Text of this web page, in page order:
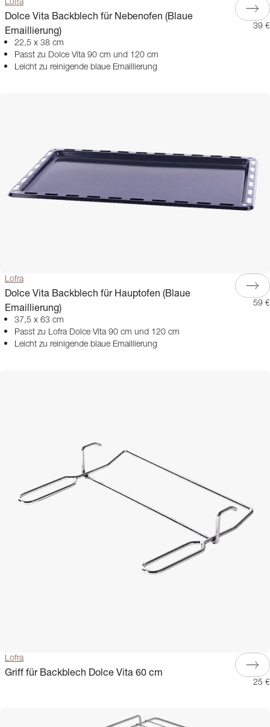
Lofra
Dolce Vita Backblech für Nebenofen (Blaue
Emaillierung)
22,5 x 38 cm
Passt zu Dolce Vita 90 cm und 120 cm
Leicht zu reinigende blaue Emaillierung
39 €
Lofra
Dolce Vita Backblech für Hauptofen (Blaue
Emaillierung)
37,5 x 63 cm
Passt zu Lofra Dolce Vita 90 cm und 120 cm
Leicht zu reinigende blaue Emaillierung
59 €
Lofra
Griff für Backblech Dolce Vita 60 cm
25 €